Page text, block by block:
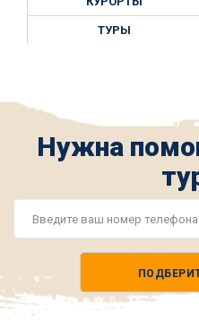
ТУРЫ
Нужна